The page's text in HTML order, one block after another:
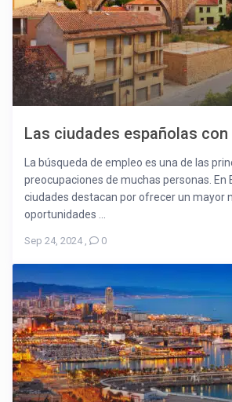
Las ciudades españolas con
La búsqueda de empleo es una de las
preocupaciones de muchas personas. En
ciudades destacan por ofrecer un mayor
oportunidades ...
Sep 24, 2024, 0